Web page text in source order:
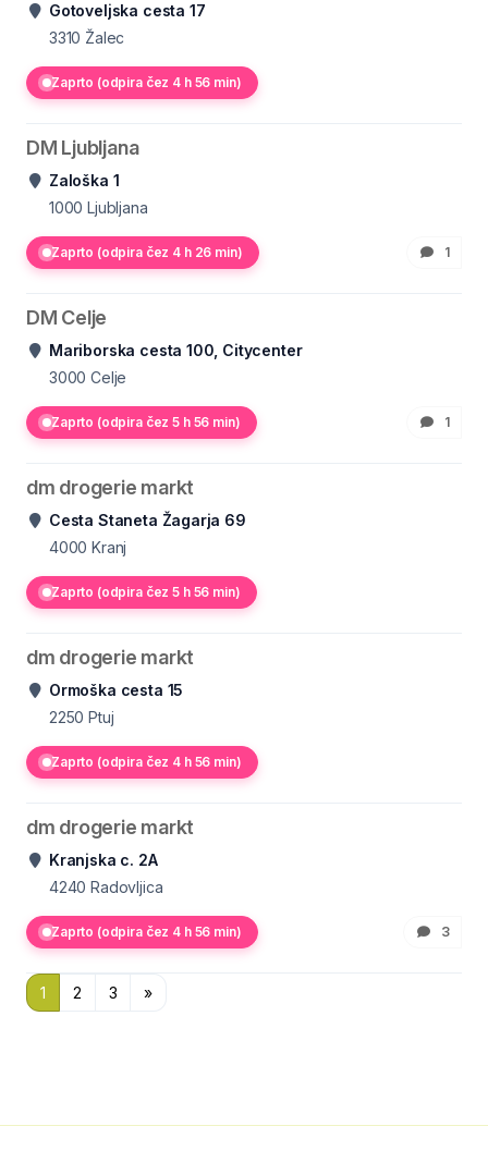
Gotoveljska cesta 17
3310 Žalec
Zaprto (odpira čez 4 h 56 min)
DM Ljubljana
Zaloška 1
1000 Ljubljana
Zaprto (odpira čez 4 h 26 min) 1
DM Celje
Mariborska cesta 100, Citycenter
3000 Celje
Zaprto (odpira čez 5 h 56 min) 1
dm drogerie markt
Cesta Staneta Žagarja 69
4000 Kranj
Zaprto (odpira čez 5 h 56 min)
dm drogerie markt
Ormoška cesta 15
2250 Ptuj
Zaprto (odpira čez 4 h 56 min)
dm drogerie markt
Kranjska c. 2A
4240 Radovljica
Zaprto (odpira čez 4 h 56 min) 3
1 2 3 »